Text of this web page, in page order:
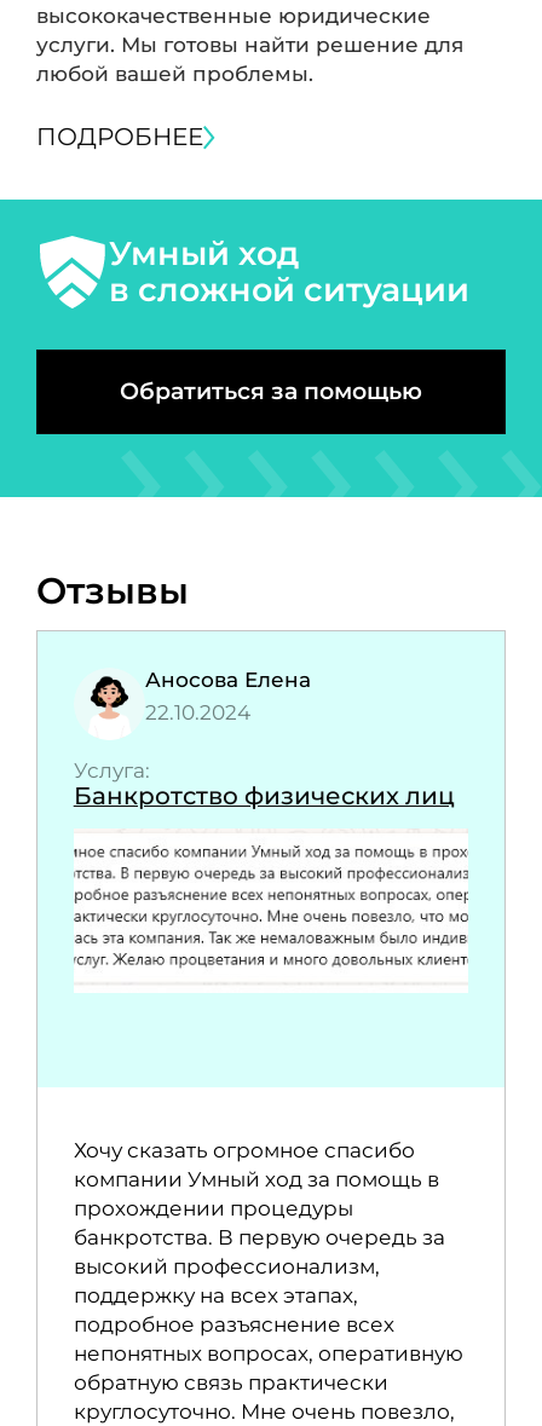
высококачественные юридические
услуги. Мы готовы найти решение для
любой вашей проблемы.
ПОДРОБНЕЕ
Умный ход
в сложной ситуации
Обратиться за помощью
Отзывы
Аносова Елена
22.10.2024
Услуга:
Банкротство физических лиц
Хочу сказать огромное спасибо
компании Умный ход за помощь в
прохождении процедуры
банкротства. В первую очередь за
высокий профессионализм,
поддержку на всех этапах,
подробное разъяснение всех
непонятных вопросах, оперативную
обратную связь практически
круглосуточно. Мне очень повезло,